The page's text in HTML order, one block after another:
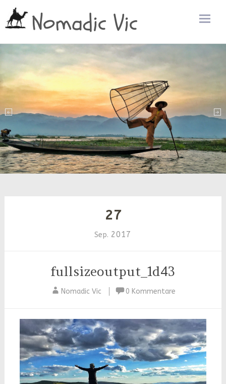
Nomadic Vic
27
Sep. 2017
fullsizeoutput_1d43
Nomadic Vic 0 Kommentare